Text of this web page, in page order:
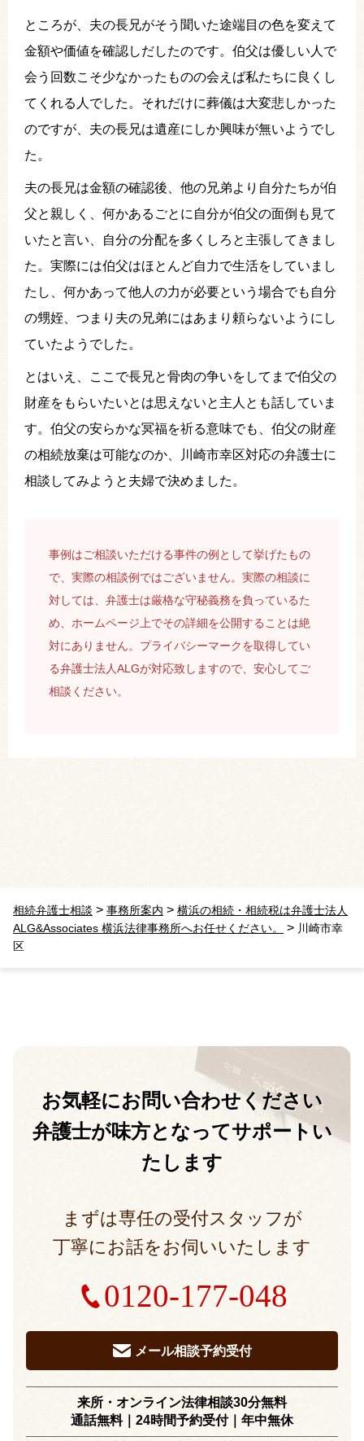
ところが、夫の長兄がそう聞いた途端目の色を変えて
金額や価値を確認しだしたのです。伯父は優しい人で
会う回数こそ少なかったものの会えば私たちに良くし
てくれる人でした。それだけに葬儀は大変悲しかった
のですが、夫の長兄は遺産にしか興味が無いようでし
た。
夫の長兄は金額の確認後、他の兄弟より自分たちが伯
父と親しく、何かあるごとに自分が伯父の面倒も見て
いたと言い、自分の分配を多くしろと主張してきまし
た。実際には伯父はほとんど自力で生活をしていまし
たし、何かあって他人の力が必要という場合でも自分
の甥姪、つまり夫の兄弟にはあまり頼らないようにし
ていたようでした。
とはいえ、ここで長兄と骨肉の争いをしてまで伯父の
財産をもらいたいとは思えないと主人とも話していま
す。伯父の安らかな冥福を祈る意味でも、伯父の財産
の相続放棄は可能なのか、川崎市幸区対応の弁護士に
相談してみようと夫婦で決めました。
事例はご相談いただける事件の例として挙げたもの
で、実際の相談例ではございません。実際の相談に
対しては、弁護士は厳格な守秘義務を負っているた
め、ホームページ上でその詳細を公開することは絶
対にありません。プライバシーマークを取得してい
る弁護士法人ALGが対応致しますので、安心してご
相談ください。
相続弁護士相談 > 事務所案内 > 横浜の相続・相続税は弁護士法人
ALG&Associates 横浜法律事務所へお任せください。
> 川崎市幸
区
お気軽にお問い合わせください
弁護士が味方となってサポートい
たします
まずは専任の受付スタッフが
丁寧にお話をお伺いいたします
0120-177-048
メール相談予約受付
来所・オンライン法律相談30分無料
通話無料｜24時間予約受付｜年中無休